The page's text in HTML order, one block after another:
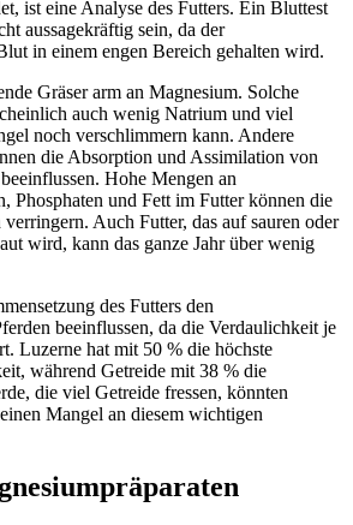
ist eine Analyse des Futters. Ein Bluttest
aussagekräftig sein, da der
in einem engen Bereich gehalten wird.
Gräser arm an Magnesium. Solche
auch wenig Natrium und viel
noch verschlimmern kann. Andere
die Absorption und Assimilation von
Hohe Mengen an
Phosphaten und Fett im Futter können die
Auch Futter, das auf sauren oder
wird, kann das ganze Jahr über wenig
des Futters den
beeinflussen, da die Verdaulichkeit je
Luzerne hat mit 50 % die höchste
während Getreide mit 38 % die
die viel Getreide fressen, könnten
Mangel an diesem wichtigen